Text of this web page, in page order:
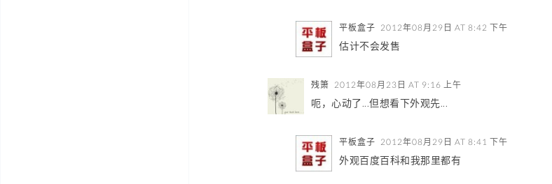
平板盒子 2012年08月29日 AT 8:42 下午
估计不会发售
残箫 2012年08月23日 AT 9:16 上午
呃，心动了...但想看下外观先...
平板盒子 2012年08月29日 AT 8:41 下午
外观百度百科和我那里都有